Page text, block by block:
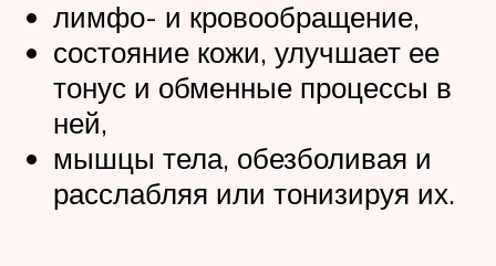
лимфо- и кровообращение,
состояние кожи, улучшает ее
тонус и обменные процессы в
ней,
мышцы тела, обезболивая и
расслабляя или тонизируя их.